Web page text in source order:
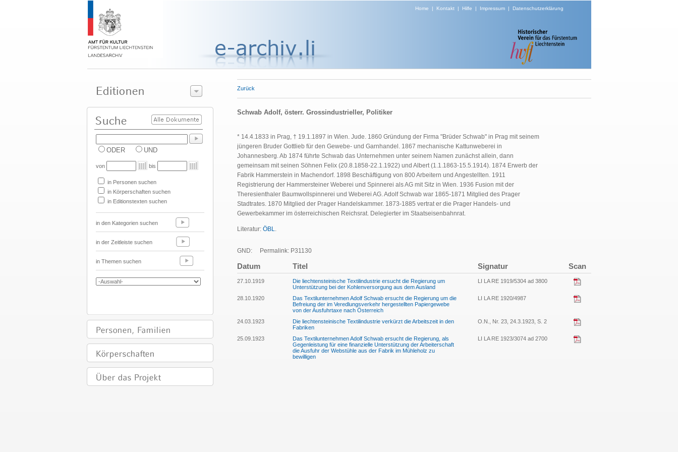
Home | Kontakt| Hilfe | Impressum| Datenschutzerklärung
ODER UND
von bis
in Personen suchen
in Körperschaften suchen
in Editionstexten suchen
in den Kategorien suchen
in der Zeitleiste suchen
in Themen suchen
Zurück
Schwab Adolf, österr. Grossindustrieller, Politiker
* 14.4.1833 in Prag, † 19.1.1897 in Wien. Jude. 1860 Gründung der Firma "Brüder Schwab" in Prag mit seinem
jüngeren Bruder Gottlieb für den Gewebe- und Garnhandel. 1867 mechanische Kattunweberei in
Johannesberg. Ab 1874 führte Schwab das Unternehmen unter seinem Namen zunächst allein, dann
gemeinsam mit seinen Söhnen Felix (20.8.1858-22.1.1922) und Albert (1.1.1863-15.5.1914). 1874 Erwerb der
Fabrik Hammerstein in Machendorf. 1898 Beschäftigung von 800 Arbeitern und Angestellten. 1911
Registrierung der Hammersteiner Weberei und Spinnerei als AG mit Sitz in Wien. 1936 Fusion mit der
Theresienthaler Baumwollspinnerei und Weberei AG. Adolf Schwab war 1865-1871 Mitglied des Prager
Stadtrates. 1870 Mitglied der Prager Handelskammer. 1873-1885 vertrat er die Prager Handels- und
Gewerbekammer im österreichischen Reichsrat. Delegierter im Staatseisenbahnrat.
Literatur: ÖBL.
GND: Permalink: P31130
Datum Titel Signatur Scan
27.10.1919
Die liechtensteinische Textilindustrie ersucht die Regierung um
Unterstützung bei der Kohlenversorgung aus dem Ausland
LI LA RE 1919/5304 ad 3800
28.10.1920
Das Textilunternehmen Adolf Schwab ersucht die Regierung um die
Befreiung der im Veredlungsverkehr hergestellten Papiergewebe
von der Ausfuhrtaxe nach Österreich
LI LA RE 1920/4987
24.03.1923
Die liechtensteinische Textilindustrie verkürzt die Arbeitszeit in den
Fabriken
O.N., Nr. 23, 24.3.1923, S. 2
25.09.1923
Das Textilunternehmen Adolf Schwab ersucht die Regierung, als
Gegenleistung für eine finanzielle Unterstützung der Arbeiterschaft
die Ausfuhr der Webstühle aus der Fabrik im Mühleholz zu
bewilligen
LI LA RE 1923/3074 ad 2700